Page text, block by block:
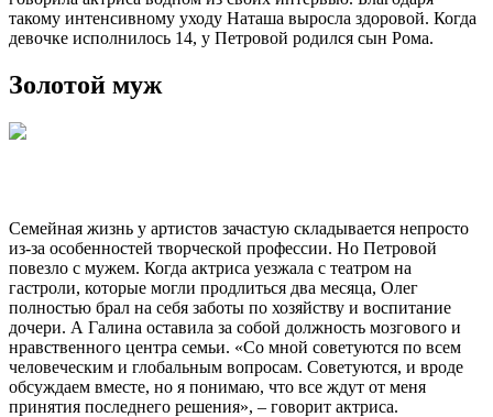
такому интенсивному уходу Наташа выросла здоровой. Когда
девочке исполнилось 14, у Петровой родился сын Рома.
Золотой муж
Семейная жизнь у артистов зачастую складывается непросто
из-за особенностей творческой профессии. Но Петровой
повезло с мужем. Когда актриса уезжала с театром на
гастроли, которые могли продлиться два месяца, Олег
полностью брал на себя заботы по хозяйству и воспитание
дочери. А Галина оставила за собой должность мозгового и
нравственного центра семьи. «Со мной советуются по всем
человеческим и глобальным вопросам. Советуются, и вроде
обсуждаем вместе, но я понимаю, что все ждут от меня
принятия последнего решения», – говорит актриса.